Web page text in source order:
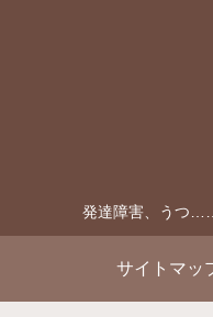
発達障害、うつ
サイトマッ